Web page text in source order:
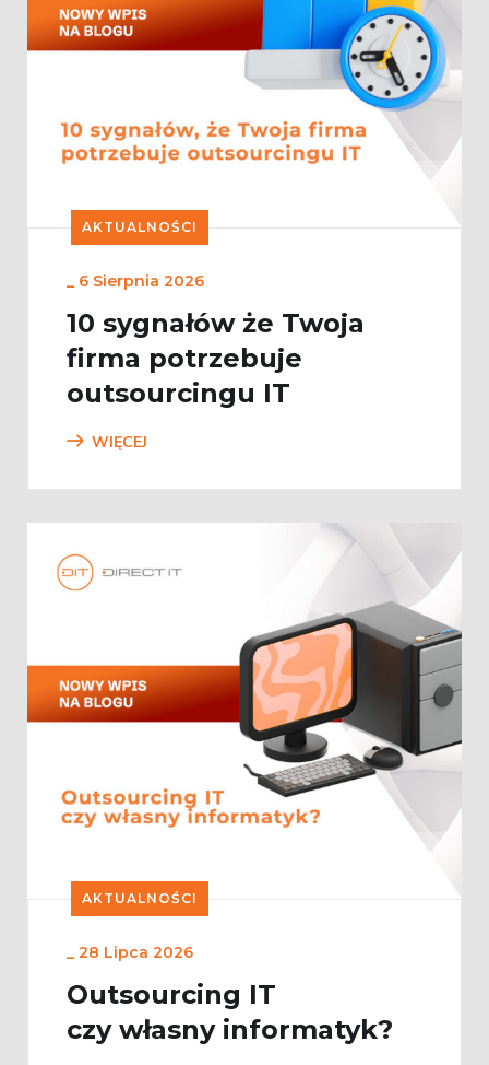
AKTUALNOŚCI
_ 6 Sierpnia 2026
10 sygnałów że Twoja
firma potrzebuje
outsourcingu IT
WIĘCEJ
AKTUALNOŚCI
_ 28 Lipca 2026
Outsourcing IT
czy własny informatyk?